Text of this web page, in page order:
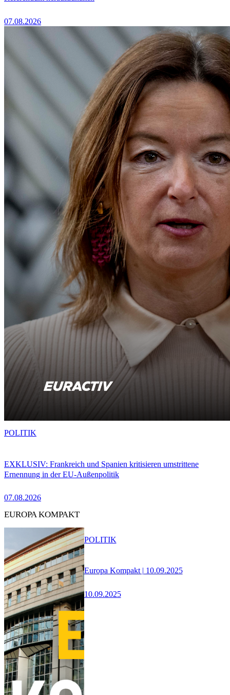
07.08.2026
EXKLUSIV: Frankreich und Spanien kritisieren umstrittene
Ernennung in der EU-Außenpolitik
07.08.2026
POLITIK
EUROPA KOMPAKT
Europa Kompakt | 10.09.2025
10.09.2025
POLITIK